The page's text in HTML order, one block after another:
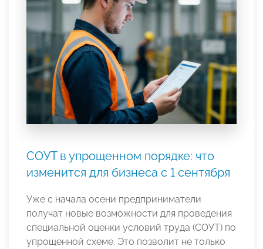
СОУТ в упрощенном порядке: что
изменится для бизнеса с 1 сентября
Уже с начала осени предприниматели
получат новые возможности для проведения
специальной оценки условий труда (СОУТ) по
упрощенной схеме. Это позволит не только